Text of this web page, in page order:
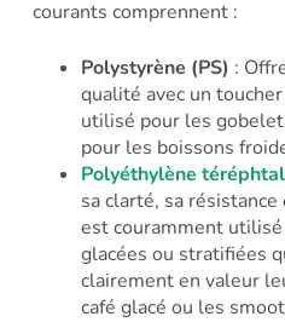
courants comprennent :
Polystyrène (PS) :
qualité avec un
utilisé pour les
pour les boissons
Polyéthylène
sa clarté, sa
est couramment
glacées ou stratifiées
clairement en valeur
café glacé ou les